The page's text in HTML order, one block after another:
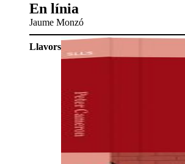
En línia
Jaume Monzó
Llavors